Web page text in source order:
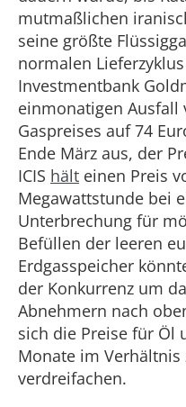
mutmaßlichen
seine größte
normalen
Investmentbank
einmonatigen Ausfall
Gaspreises auf 74
Ende März aus, der
ICIS hält einen Preis
Megawattstunde bei
Unterbrechung für
Befüllen der leeren
Erdgasspeicher
der Konkurrenz um
Abnehmern nach
sich die Preise für Öl
Monate im
verdreifachen.